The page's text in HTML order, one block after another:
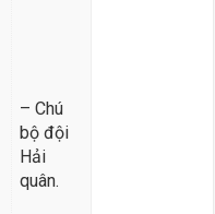
– Chú
bộ đội
Hải
quân.